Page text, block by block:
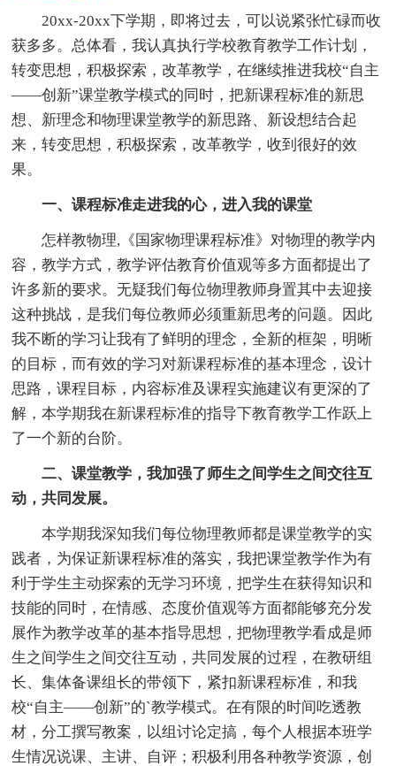
20xx-20xx下学期，即将过去，可以说紧张忙碌而收
获多多。总体看，我认真执行学校教育教学工作计划，
转变思想，积极探索，改革教学，在继续推进我校“自主
——创新”课堂教学模式的同时，把新课程标准的新思
想、新理念和物理课堂教学的新思路、新设想结合起
来，转变思想，积极探索，改革教学，收到很好的效
果。
一、课程标准走进我的心，进入我的课堂
怎样教物理,《国家物理课程标准》对物理的教学内
容，教学方式，教学评估教育价值观等多方面都提出了
许多新的要求。无疑我们每位物理教师身置其中去迎接
这种挑战，是我们每位教师必须重新思考的问题。因此
我不断的学习让我有了鲜明的理念，全新的框架，明晰
的目标，而有效的学习对新课程标准的基本理念，设计
思路，课程目标，内容标准及课程实施建议有更深的了
解，本学期我在新课程标准的指导下教育教学工作跃上
了一个新的台阶。
二、课堂教学，我加强了师生之间学生之间交往互
动，共同发展。
本学期我深知我们每位物理教师都是课堂教学的实
践者，为保证新课程标准的落实，我把课堂教学作为有
利于学生主动探索的无学习环境，把学生在获得知识和
技能的同时，在情感、态度价值观等方面都能够充分发
展作为教学改革的基本指导思想，把物理教学看成是师
生之间学生之间交往互动，共同发展的过程，在教研组
长、集体备课组长的带领下，紧扣新课程标准，和我
校“自主——创新”的`教学模式。在有限的时间吃透教
材，分工撰写教案，以组讨论定搞，每个人根据本班学
生情况说课、主讲、自评；积极利用各种教学资源，创